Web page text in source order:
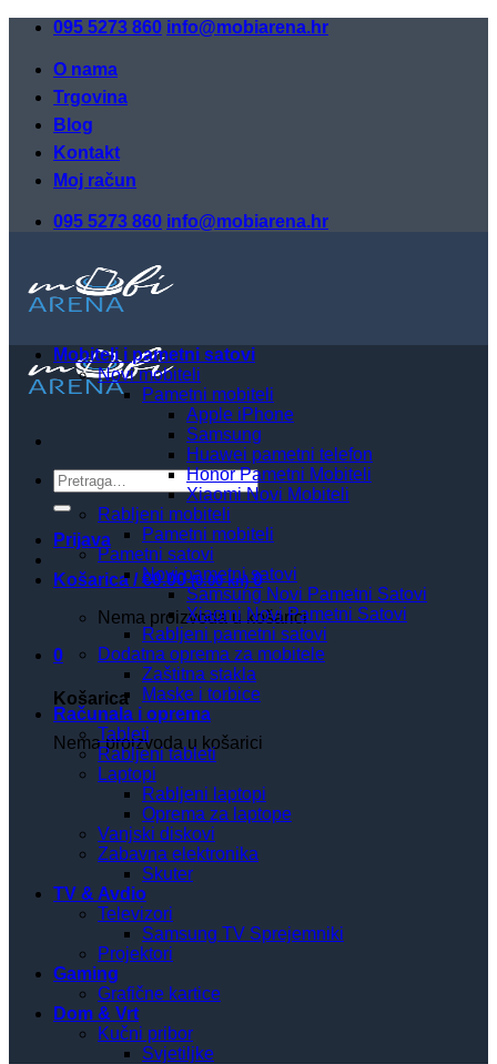
Skip
content
095 5273 860 info@mobiarena.hr
O nama
Trgovina
Blog
Kontakt
Moj račun
095 5273 860 info@mobiarena.hr
Pretraži:
Prijava
Košarica /€0.00 (0.00 kn) 0
Nema proizvoda u košarici
0
Košarica
Nema proizvoda u košarici
Mobiteli i pametni satovi
Novi mobiteli
Pametni mobiteli
Apple iPhone
Samsung
Huawei pametni telefon
Honor Pametni Mobiteli
Xiaomi Novi Mobiteli
Rabljeni mobiteli
Pametni mobiteli
Pametni satovi
Novi pametni satovi
Samsung Novi Pametni Satovi
Xiaomi Novi Pametni Satovi
Rabljeni pametni satovi
Dodatna oprema za mobitele
Zaštitna stakla
Maske i torbice
Računala i oprema
Tableti
Rabljeni tableti
Laptopi
Rabljeni laptopi
Oprema za laptope
Vanjski diskovi
Zabavna elektronika
Skuter
TV & Avdio
Televizori
Samsung TV Sprejemniki
Projektori
Gaming
Grafične kartice
Dom & Vrt
Kučni pribor
Svjetiljke